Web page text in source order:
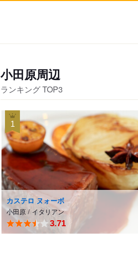
小田原
南足柄・足柄上郡
小田原周辺
ランキング TOP3
1
カステロ ヌォーボ
小田原 / イタリアン
3.71